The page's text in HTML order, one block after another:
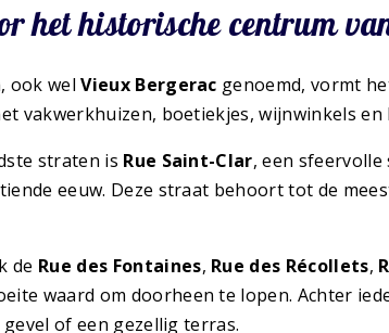
het historische centrum
ook welVieux Bergerac genoemd, vormt
vakwerkhuizen, boetiekjes, wijnwinkels
straten is Rue Saint-Clar, een
eeuw. Deze straat behoort tot de
de Rue des Fontaines, Rue des Récollets,
waard om doorheen te lopen. Achter
of een gezellig terras.